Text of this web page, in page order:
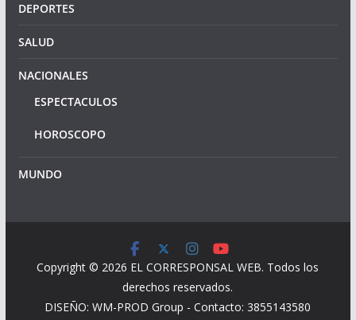
DEPORTES
SALUD
NACIONALES
ESPECTACULOS
HOROSCOPO
MUNDO
Copyright © 2026 EL CORRESPONSAL WEB. Todos los
derechos reservados.
DISEÑO: WM-PROD Group - Contacto: 3855143580